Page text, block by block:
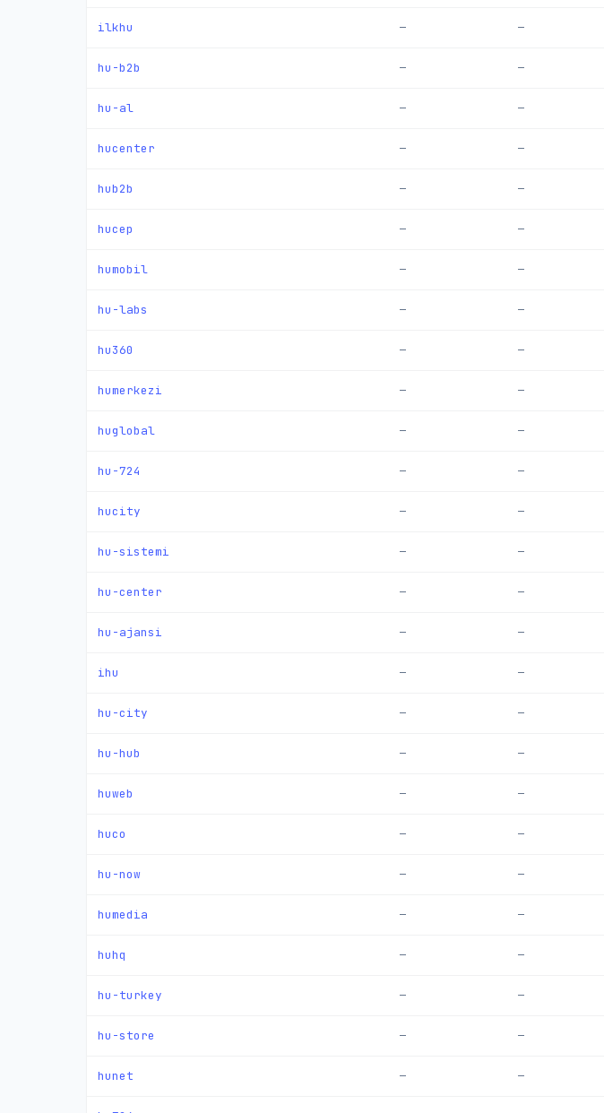
ilkhu — —
hu-b2b — —
hu-al — —
hucenter — —
hub2b — —
hucep — —
humobil — —
hu-labs — —
hu360 — —
humerkezi — —
huglobal — —
hu-724 — —
hucity — —
hu-sistemi — —
hu-center — —
hu-ajansi — —
ihu — —
hu-city — —
hu-hub — —
huweb — —
huco — —
hu-now — —
humedia — —
huhq — —
hu-turkey — —
hu-store — —
hunet — —